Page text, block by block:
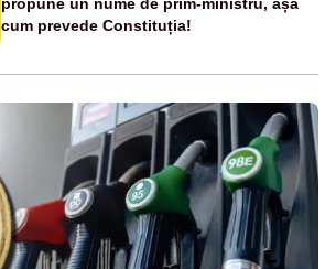
cum prevede Constituția!